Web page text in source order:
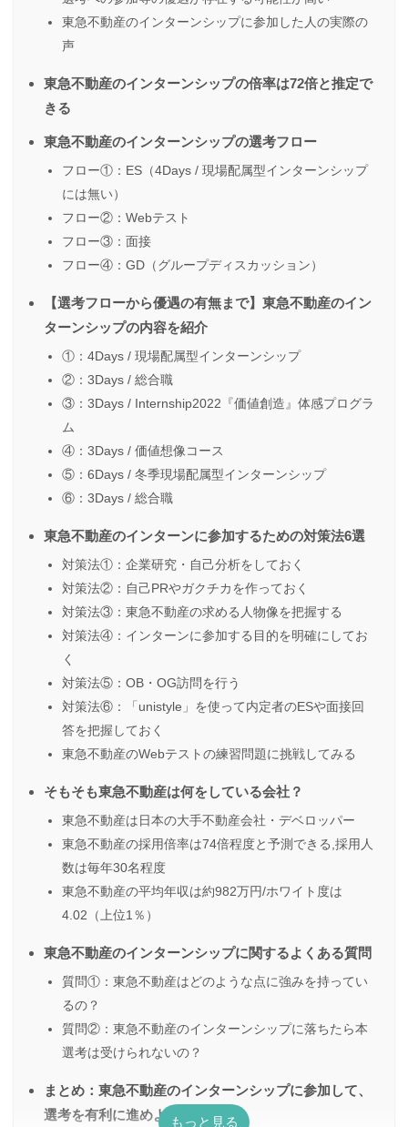
東急不動産のインターンシップに参加した人の実際の
声
東急不動産のインターンシップの倍率は72倍と推定で
きる
東急不動産のインターンシップの選考フロー
フロー①：ES（4Days / 現場配属型インターンシップ
には無い）
フロー②：Webテスト
フロー③：面接
フロー④：GD（グループディスカッション）
【選考フローから優遇の有無まで】東急不動産のイン
ターンシップの内容を紹介
①：4Days / 現場配属型インターンシップ
②：3Days / 総合職
③：3Days / Internship2022『価値創造』体感プログラ
ム
④：3Days / 価値想像コース
⑤：6Days / 冬季現場配属型インターンシップ
⑥：3Days / 総合職
東急不動産のインターンに参加するための対策法6選
対策法①：企業研究・自己分析をしておく
対策法②：自己PRやガクチカを作っておく
対策法③：東急不動産の求める人物像を把握する
対策法④：インターンに参加する目的を明確にしてお
く
対策法⑤：OB・OG訪問を行う
対策法⑥：「unistyle」を使って内定者のESや面接回
答を把握しておく
東急不動産のWebテストの練習問題に挑戦してみる
そもそも東急不動産は何をしている会社？
東急不動産は日本の大手不動産会社・デベロッパー
東急不動産の採用倍率は74倍程度と予測できる,採用人
数は毎年30名程度
東急不動産の平均年収は約982万円/ホワイト度は
4.02（上位1％）
東急不動産のインターンシップに関するよくある質問
質問①：東急不動産はどのような点に強みを持ってい
るの？
質問②：東急不動産のインターンシップに落ちたら本
選考は受けられないの？
まとめ：東急不動産のインターンシップに参加して、
選考を有利に進めよう